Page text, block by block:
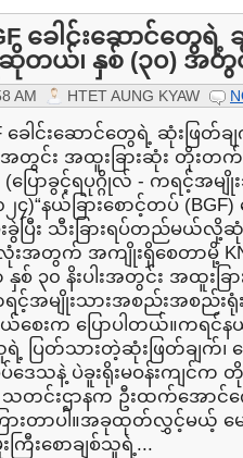
ခေါင်းဆောင်တွေ
တယ်၊ နှစ် (၃၀) အတွ
AM HTET AUNG KYAW
ခေါင်းဆောင်တွေရဲ့ ဆုံးဖြ
အတွင်း အထူးခြားဆုံး တိုးတ
(ပြောခွင့်ရပုဂ္ဂိုလ် - ကရင့်အမ
၂၄)“နယ်ခြားစောင့်တပ်
ခွဲပြီး သီးခြားရပ်တည်မယ်
းအတွက် အကျိုးရှိစေတာမို့
နှစ် ၃၀ နိးပါးအတွင်း အထူး
အမျိုးသားအစည်းအစည်းရုံး
ေးက ပြောပါတယ်။ကရင်နယ်
ရဲ့ ပြတ်သားတဲ့ဆုံးဖြတ်ချက်၊ မ
ဒေသနဲ့ ပဲခူးရိုးမဝန်းကျင်က
သတင်းဌာနက ဦးထက်အောင်က
ြားတာပါ။အခုထုတ်လွှင့်မယ့် မေး
ကြီးစောချစ်သူရဲ့...